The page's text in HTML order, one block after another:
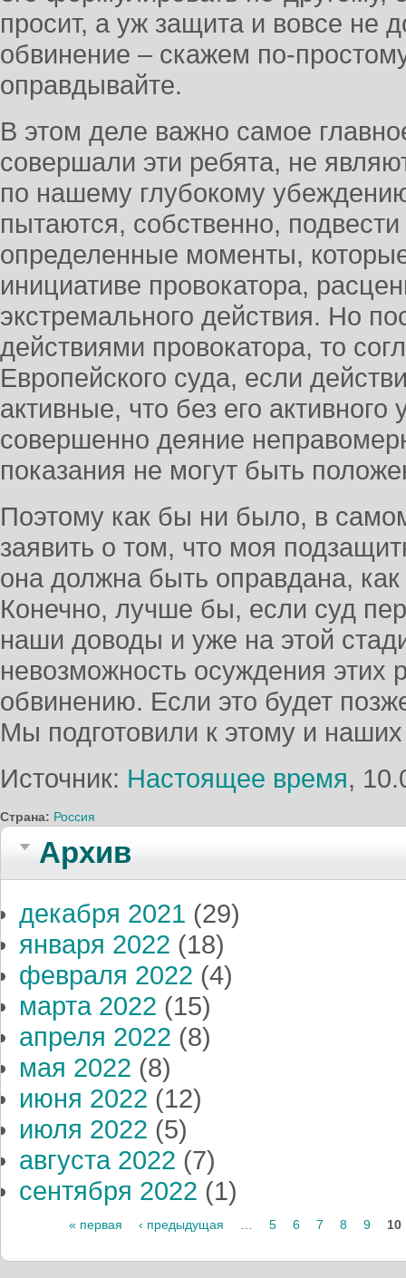
просит, а уж защита и вовсе не
обвинение – скажем по-
оправдывайте.
В этом деле важно самое
совершали эти ребята, не
по нашему глубокому
пытаются, собственно,
определенные моменты,
инициативе провокатора,
экстремального действия. Но
действиями провокатора, то
Европейского суда, если
активные, что без его
совершенно деяние
показания не могут быть
Поэтому как бы ни было, в
заявить о том, что моя
она должна быть оправдана,
Конечно, лучше бы, если суд
наши доводы и уже на этой
невозможность осуждения этих
обвинению. Если это будет
Мы подготовили к этому и
Источник: Настоящее время,
Страна: Россия
Архив
декабря 2021 (29)
января 2022 (18)
февраля 2022 (4)
марта 2022 (15)
апреля 2022 (8)
мая 2022 (8)
июня 2022 (12)
июля 2022 (5)
августа 2022 (7)
сентября 2022 (1)
« первая ‹ предыдущая 5 6 7 8 9 10